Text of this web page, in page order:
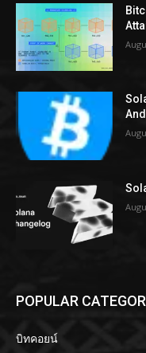
POPULAR
บิทคอยน์